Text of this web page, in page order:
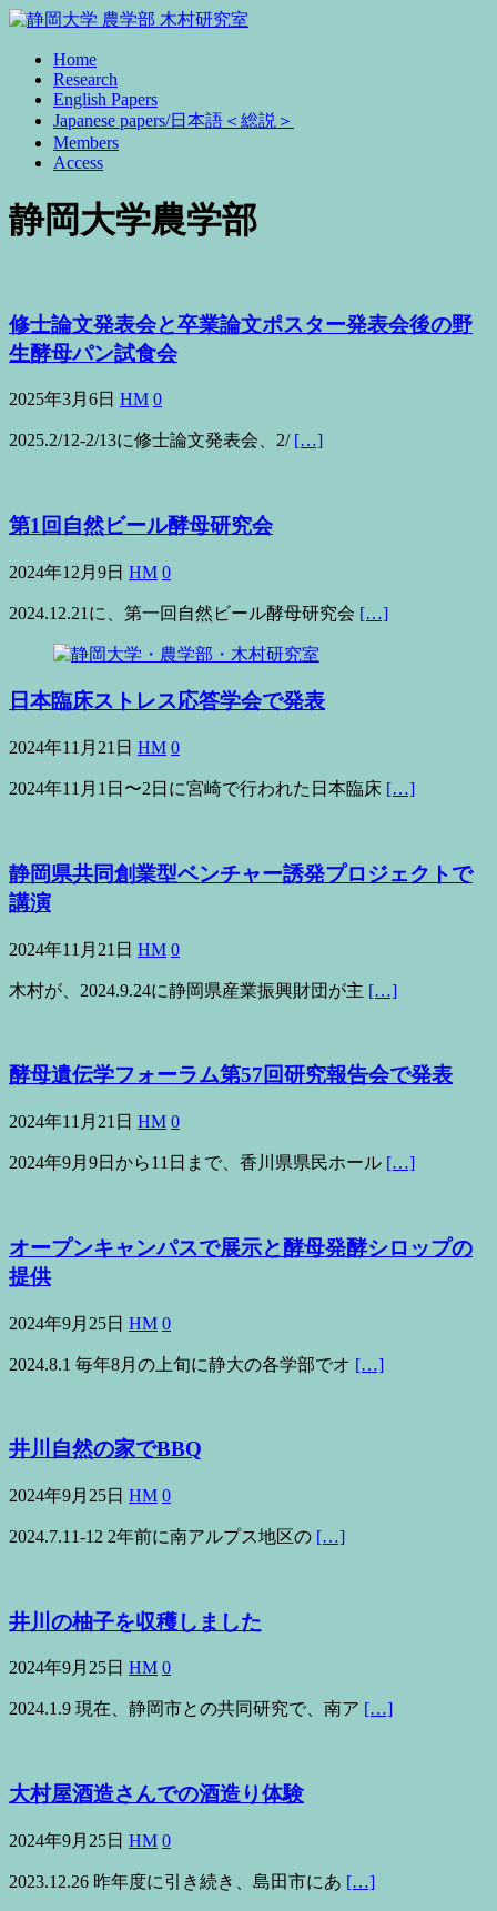
Home
Research
English Papers
Japanese papers/日本語＜総説＞
Members
Access
静岡大学農学部
修士論文発表会と卒業論文ポスター発表会後の野
生酵母パン試食会
2025年3月6日 HM 0
2025.2/12-2/13に修士論文発表会、2/ […]
第1回自然ビール酵母研究会
2024年12月9日 HM 0
2024.12.21に、第一回自然ビール酵母研究会 […]
日本臨床ストレス応答学会で発表
2024年11月21日 HM 0
2024年11月1日〜2日に宮崎で行われた日本臨床 […]
静岡県共同創業型ベンチャー誘発プロジェクトで
講演
2024年11月21日 HM 0
木村が、2024.9.24に静岡県産業振興財団が主 […]
酵母遺伝学フォーラム第57回研究報告会で発表
2024年11月21日 HM 0
2024年9月9日から11日まで、香川県県民ホール […]
オープンキャンパスで展示と酵母発酵シロップの
提供
2024年9月25日 HM 0
2024.8.1 毎年8月の上旬に静大の各学部でオ […]
井川自然の家でBBQ
2024年9月25日 HM 0
2024.7.11-12 2年前に南アルプス地区の […]
井川の柚子を収穫しました
2024年9月25日 HM 0
2024.1.9 現在、静岡市との共同研究で、南ア […]
大村屋酒造さんでの酒造り体験
2024年9月25日 HM 0
2023.12.26 昨年度に引き続き、島田市にあ […]